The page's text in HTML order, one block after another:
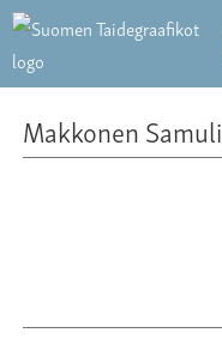
Makkonen Samuli